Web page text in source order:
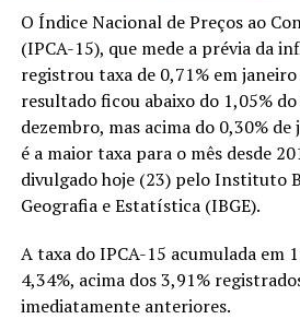
O Índice Nacional de Preços ao
(IPCA-15), que mede a prévia da
registrou taxa de 0,71% em janeiro
resultado ficou abaixo do 1,05%
dezembro, mas acima do 0,30% de
é a maior taxa para o mês desde
divulgado hoje (23) pelo Instituto
Geografia e Estatística (IBGE).
A taxa do IPCA-15 acumulada em
4,34%, acima dos 3,91%
imediatamente anteriores.